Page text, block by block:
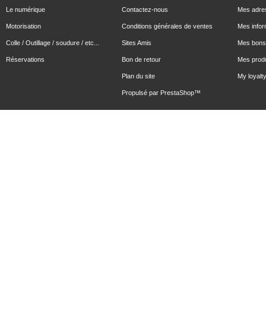
Le numérique
Motorisation
Colle / Outillage / soudure / etc...
Réservations
Contactez-nous
Conditions générales de ventes
Sites Amis
Bon de retour
Plan du site
Propulsé par PrestaShop™
Mes
Mes
Mes
Mes
My